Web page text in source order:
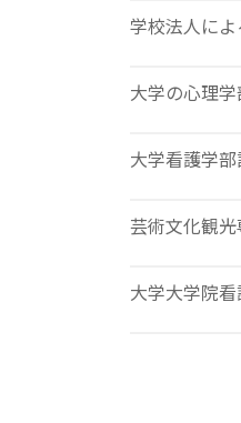
学校法人に
大学の心理
大学看護学
芸術文化観
大学大学院